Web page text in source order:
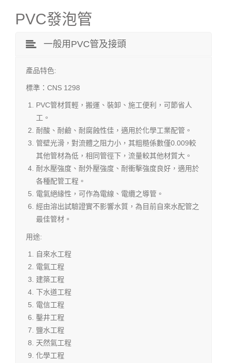
PVC發泡管
一般用PVC管及接頭
產品特色:
標準：CNS 1298
PVC管材質輕，搬運、裝卸、施工便利，可節省人
工。
耐酸、耐鹼、耐腐蝕性佳，適用於化學工業配管。
管壁光滑，對流體之阻力小，其粗糙係數僅0.009較
其他管材為低，相同管徑下，流量較其他材質大。
耐水壓強度、耐外壓強度、耐衝擊強度良好，適用於
各種配管工程。
電氣絕緣性，可作為電線、電纜之導管。
經由溶出試驗證實不影響水質，為目前自來水配管之
最佳管材。
用途:
自來水工程
電氣工程
建築工程
下水道工程
電信工程
鑿井工程
鹽水工程
天然氣工程
化學工程